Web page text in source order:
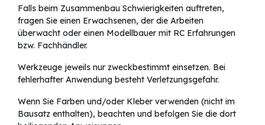
Falls beim Zusammenbau Schwierigkeiten auftreten,
fragen Sie einen Erwachsenen, der die Arbeiten
überwacht oder einen Modellbauer mit RC Erfahrungen
bzw. Fachhändler.
Werkzeuge jeweils nur zweckbestimmt einsetzen. Bei
fehlerhafter Anwendung besteht Verletzungsgefahr.
Wenn Sie Farben und/oder Kleber verwenden (nicht im
Bausatz enthalten), beachten und befolgen Sie die dort